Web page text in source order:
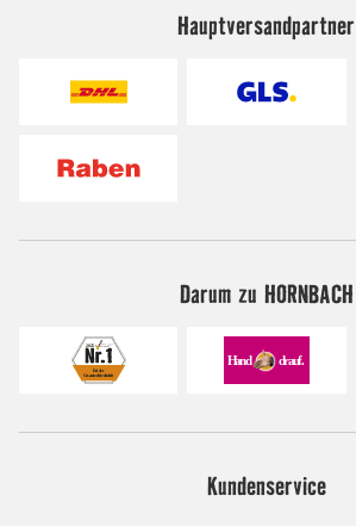
Hauptversandpartner
Darum zu HORNBACH
Kundenservice